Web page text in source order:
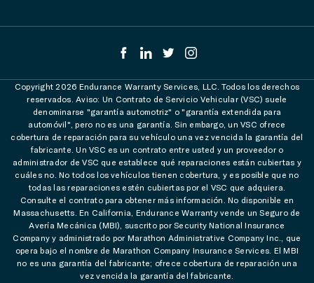
Copyright 2026 Endurance Warranty Services, LLC. Todos los derechos
reservados. Aviso: Un Contrato de Servicio Vehicular (VSC) suele
denominarse "garantía automotriz" o "garantía extendida para
automóvil", pero no es una garantía. Sin embargo, un VSC ofrece
cobertura de reparación para su vehículo una vez vencida la garantía del
fabricante. Un VSC es un contrato entre usted y un proveedor o
administrador de VSC que establece qué reparaciones están cubiertas y
cuáles no. No todos los vehículos tienen cobertura, y es posible que no
todas las reparaciones estén cubiertas por el VSC que adquiera.
Consulte el contrato para obtener más información. No disponible en
Massachusetts. En California, Endurance Warranty vende un Seguro de
Avería Mecánica (MBI), suscrito por Security National Insurance
Company y administrado por Marathon Administrative Company Inc., que
opera bajo el nombre de Marathon Company Insurance Services. El MBI
no es una garantía del fabricante; ofrece cobertura de reparación una
vez vencida la garantía del fabricante.